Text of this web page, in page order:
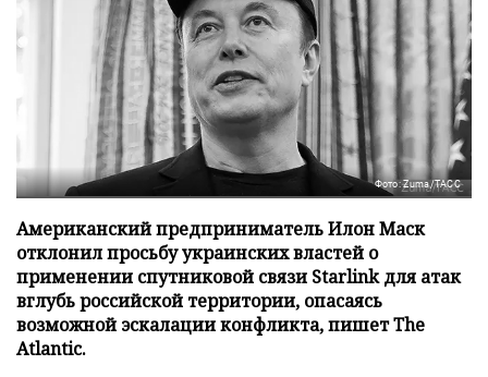
Фото: Zuma/ТАСС
Американский предприниматель Илон Маск
отклонил просьбу украинских властей о
применении спутниковой связи Starlink для атак
вглубь российской территории, опасаясь
возможной эскалации конфликта, пишет The
Atlantic.